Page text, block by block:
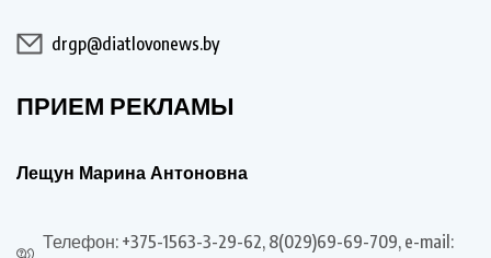
drgp@diatlovonews.by
ПРИЕМ РЕКЛАМЫ
Лещун Марина Антоновна
Телефон: +375-1563-3-29-62, 8(029)69-69-709, e-mail: